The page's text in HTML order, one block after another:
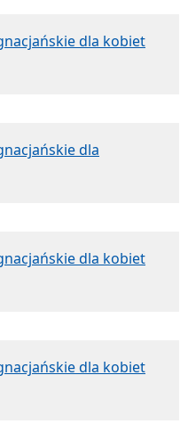
dla kobiet
dla
dla kobiet
dla kobiet